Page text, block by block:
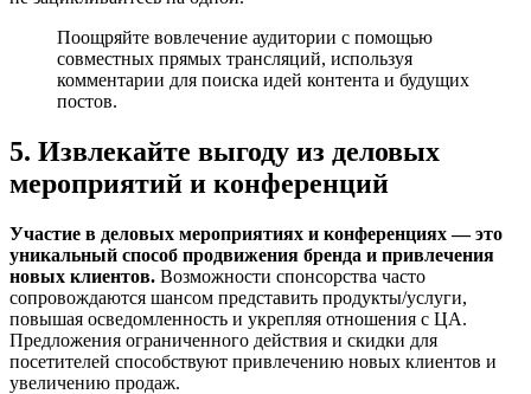
Поощряйте вовлечение аудитории с помощью
совместных прямых трансляций, используя
комментарии для поиска идей контента и будущих
постов.
5. Извлекайте выгоду из деловых
мероприятий и конференций
Участие в деловых мероприятиях и конференциях — это
уникальный способ продвижения бренда и привлечения
новых клиентов. Возможности спонсорства часто
сопровождаются шансом представить продукты/услуги,
повышая осведомленность и укрепляя отношения с ЦА.
Предложения ограниченного действия и скидки для
посетителей способствуют привлечению новых клиентов и
увеличению продаж.